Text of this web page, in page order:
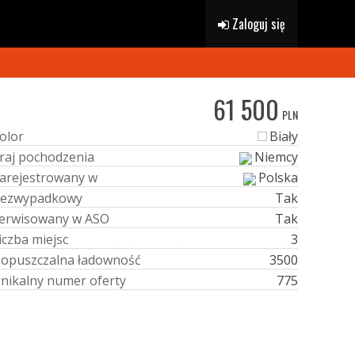
Zaloguj się
61 500 PLN
olor
Biały
raj pochodzenia
Niemcy
arejestrowanyw
Polska
ezwypadkowy
Tak
rwisowanywASO
Tak
czba miejsc
3
opuszczalna ładowność
3500
nikalny numeroferty 775